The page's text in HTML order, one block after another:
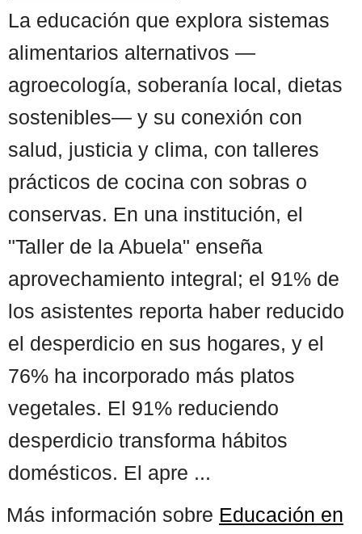
La educación que explora sistemas
alimentarios alternativos —
agroecología, soberanía local, dietas
sostenibles— y su conexión con
salud, justicia y clima, con talleres
prácticos de cocina con sobras o
conservas. En una institución, el
"Taller de la Abuela" enseña
aprovechamiento integral; el 91% de
los asistentes reporta haber reducido
el desperdicio en sus hogares, y el
76% ha incorporado más platos
vegetales. El 91% reduciendo
desperdicio transforma hábitos
domésticos. El apre ...
Más información sobre Educación en